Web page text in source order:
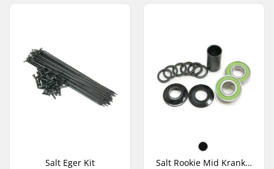
Salt Eger Kit Salt Rookie Mid Kranklejer